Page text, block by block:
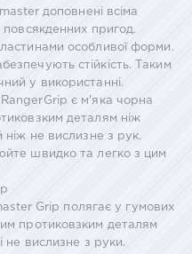
доповнені всіма
повсякденних пригод.
особливої форми.
стійкість. Таким
у використанні.
є м'яка чорна
деталям ніж
ніж не вислизне з рук.
швидко та легко з цим
Grip полягає у гумових
протиковзким деталям
не вислизне з руки.